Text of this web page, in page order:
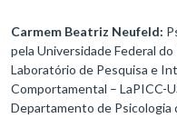
Carmem Beatriz Neufeld:
pela Universidade Federal
Laboratório de Pesquisa e
Comportamental – LaPICC-
Departamento de Psicologia